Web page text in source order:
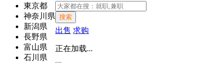
東京都
神奈川県
新潟県
長野県
富山県
石川県
搜索
出售 求购
正在加载...